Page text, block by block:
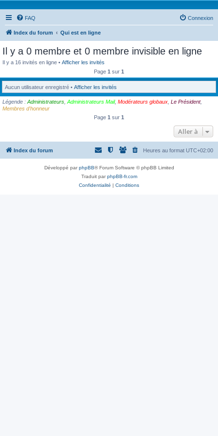
FAQ Connexion
Index du forum Qui est en ligne
Il y a 0 membre et 0 membre invisible en ligne
Il y a 16 invités en ligne • Afficher les invités
Page 1 sur 1
Aucun utilisateur enregistré • Afficher les invités
Légende : Administrateurs Administrateurs Mail, Modérateurs globaux Le Président,
Membres d'honneur
Page 1 sur 1
Aller à
Index du forum Heures au format UTC+02:00
Développé parphpBB® Forum Software © phpBB Limited
Traduit parphpBB-fr.com
Confidentialité | Conditions